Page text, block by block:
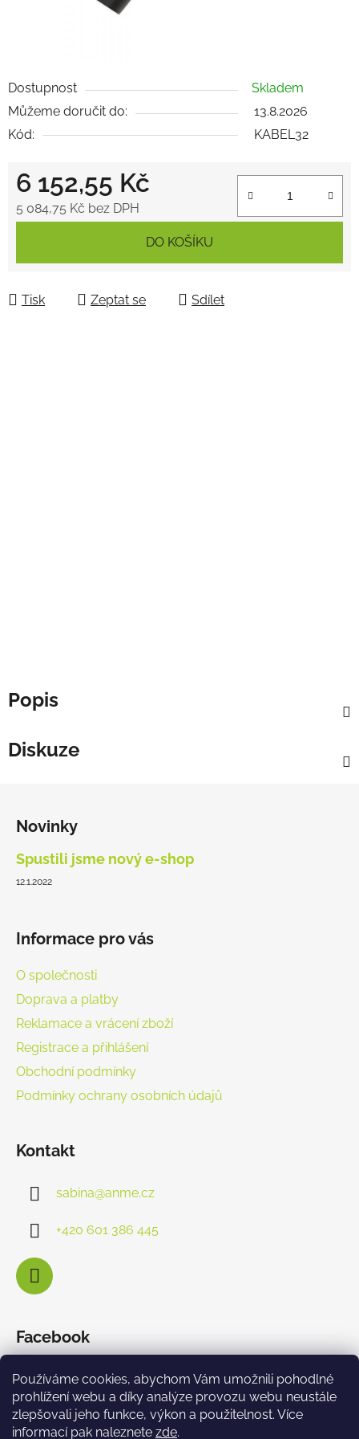
Používáme cookies, abychom Vám umožnili pohodlné
prohlížení webu a díky analýze provozu webu neustále
zlepšovali jeho funkce, výkon a použitelnost. Více
informací pak naleznete zde.
Dostupnost
Skladem
Můžeme doručit do:
13.8.2026
Kód:
KABEL32
6 152,55 Kč
5 084,75 Kč bez DPH
DO KOŠÍKU
Tisk Zeptat se Sdílet
Popis
Diskuze
Novinky
Spustili jsme nový e-shop
12.1.2022
Informace pro vás
O společnosti
Doprava a platby
Reklamace a vrácení zboží
Registrace a přihlášení
Obchodní podmínky
Podmínky ochrany osobních údajů
Kontakt
sabina@anme.cz
+420 601 386 445
Facebook